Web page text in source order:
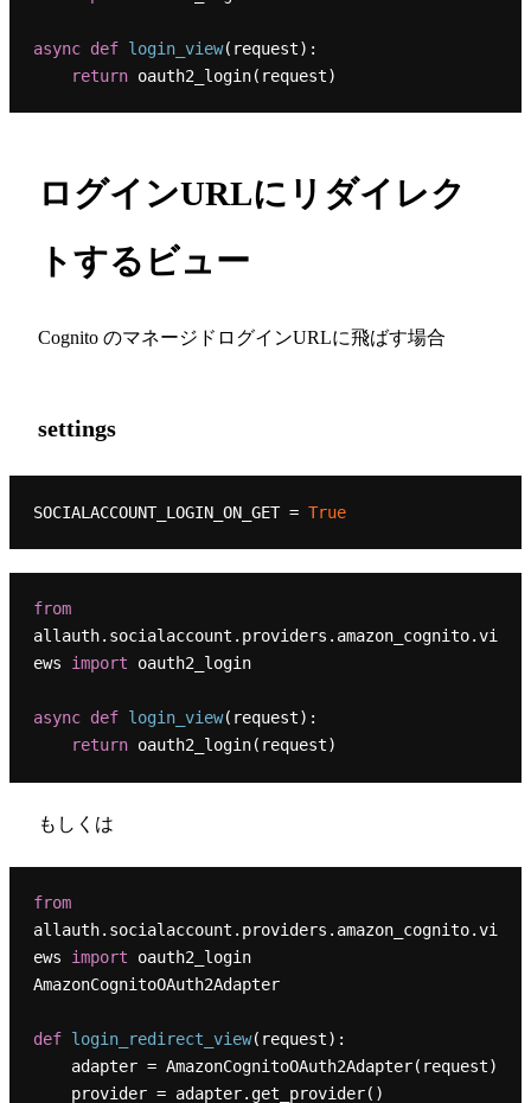
async def login_view( request):
return
ログインURLにリダイレク
トするビュー
Cognito のマネージドログインURLに飛ばす場合
settings
SOCIALACCOUNT_LOGIN_ON_GET = True
from
allauth.socialaccount.providers.amazon_cognito.vi
ews import oauth2_login
async def login_view( request):
return
もしくは
from
allauth.socialaccount.providers.amazon_cognito.vi
ews import oauth2_login
AmazonCognitoOAuth2Adapter
def login_redirect_view( request):